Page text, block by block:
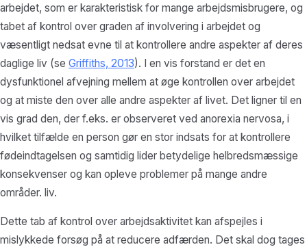
arbejdet, som er karakteristisk for mange arbejdsmisbrugere, og
tabet af kontrol over graden af involvering i arbejdet og
væsentligt nedsat evne til at kontrollere andre aspekter af deres
daglige liv (se Griffiths, 2013). I en vis forstand er det en
dysfunktionel afvejning mellem at øge kontrollen over arbejdet
og at miste den over alle andre aspekter af livet. Det ligner til en
vis grad den, der f.eks. er observeret ved anorexia nervosa, i
hvilket tilfælde en person gør en stor indsats for at kontrollere
fødeindtagelsen og samtidig lider betydelige helbredsmæssige
konsekvenser og kan opleve problemer på mange andre
områder. liv.
Dette tab af kontrol over arbejdsaktivitet kan afspejles i
mislykkede forsøg på at reducere adfærden. Det skal dog tages